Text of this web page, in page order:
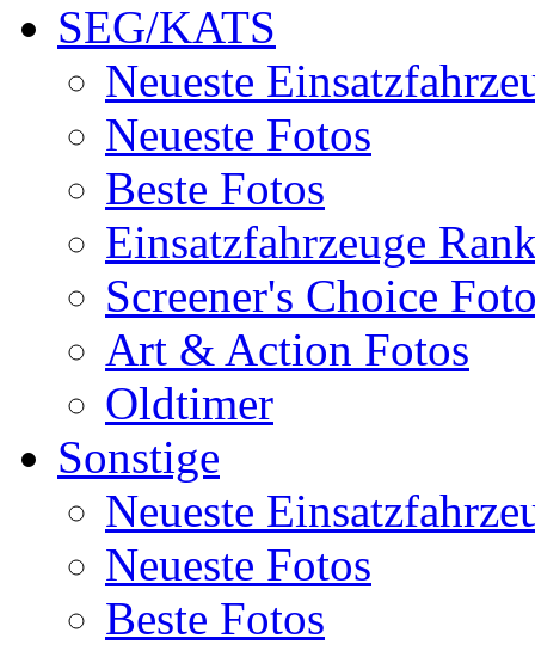
SEG/KATS
Neueste
Neueste Fotos
Beste Fotos
Einsatzfahrzeuge
Screener's Choice
Art & Action Fotos
Oldtimer
Sonstige
Neueste
Neueste Fotos
Beste Fotos